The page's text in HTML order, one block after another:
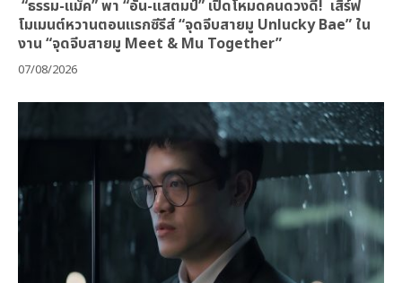
“ธรรม-แม็ค” พา “อั๋น-แสตมป์” เปิดโหมดคนดวงดี! เสิร์ฟ
โมเมนต์หวานตอนแรกซีรีส์ “จุดจีบสายมู Unlucky Bae” ใน
งาน “จุดจีบสายมู Meet & Mu Together”
07/08/2026